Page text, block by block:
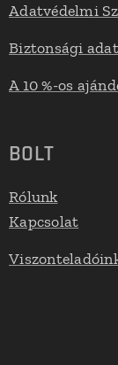
Adatvédelmi
Biztonsági
A 10 %-os
BOLT
Rólunk
Kapcsolat